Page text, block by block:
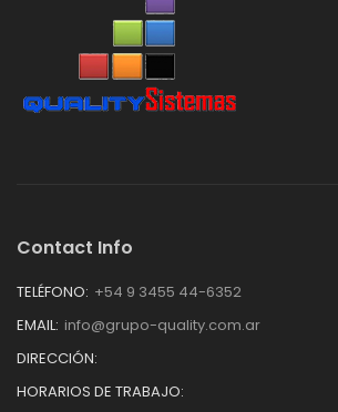
Contact Info
TELÉFONO: +54 9 3455 44-6352
EMAIL: info@grupo-quality.com.ar
DIRECCIÓN:
HORARIOS DE TRABAJO: